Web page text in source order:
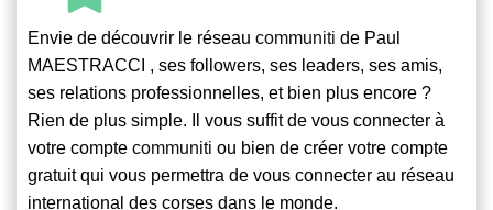
Envie de découvrir le réseau communiti de Paul
MAESTRACCI , ses followers, ses leaders, ses amis,
ses relations professionnelles, et bien plus encore ?
Rien de plus simple. Il vous suffit de vous connecter à
votre compte communiti ou bien de créer votre compte
gratuit qui vous permettra de vous connecter au réseau
international des corses dans le monde.